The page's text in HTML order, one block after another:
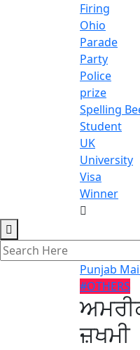
Firing
Ohio
Parade
Party
Police
prize
Spelling
Student
UK
University
Visa
Winner
Punjab
#OTHERS
ਜ਼ਖਮੀ